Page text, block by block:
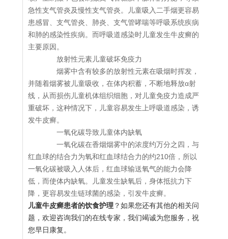
急性支气管炎及慢性支气管炎。儿童吸入二手烟更容易
患感冒、支气管炎、肺炎、支气管哮喘等呼吸系统疾病
和肺的感染性疾病。而呼吸道感染时儿童发生牛皮癣的
主要原因。
放射性元素儿童破坏免疫力
烟雾中含有较多的放射性元素在吸烟时挥发，
并随着烟雾被儿童吸收，在体内积蓄，不断地释放α射
线，从而损伤儿童机体组织细胞，对儿童免疫力造成严
重破坏，这种情况下，儿童容易发生上呼吸道感染，诱
发牛皮癣。
一氧化碳导致儿童体内缺氧
一氧化碳在香烟烟雾中的浓度约万分之四，与
红血球的结合力为氧和红血球结合力的约210倍，所以
一氧化碳被吸入人体后，红血球输送氧气的能力会降
低，而使体内缺氧。儿童发生缺氧后，身体抵抗力下
降，更容易发生链球菌的感染，引发牛皮癣。
儿童牛皮癣患者的饮食护理 ？如果您还有其他的相关问
题，欢迎咨询我们的在线专家，我们竭诚为您服务，祝
您早日康复。